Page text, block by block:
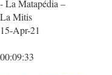
- La Matapédia –
La Mitis
15-Apr-21
00:09:33